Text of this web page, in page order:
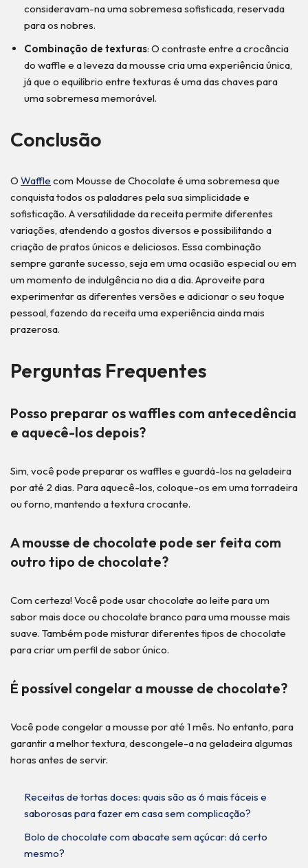
consideravam-na uma sobremesa sofisticada, reservada
para os nobres.
Combinação de texturas: O contraste entre a crocância
do waffle e a leveza da mousse cria uma experiência única,
já que o equilíbrio entre texturas é uma das chaves para
uma sobremesa memorável.
Conclusão
O Waffle com Mousse de Chocolate é uma sobremesa que
conquista todos os paladares pela sua simplicidade e
sofisticação. A versatilidade da receita permite diferentes
variações, atendendo a gostos diversos e possibilitando a
criação de pratos únicos e deliciosos. Essa combinação
sempre garante sucesso, seja em uma ocasião especial ou em
um momento de indulgência no dia a dia. Aproveite para
experimentar as diferentes versões e adicionar o seu toque
pessoal, fazendo da receita uma experiência ainda mais
prazerosa.
Perguntas Frequentes
Posso preparar os waffles com antecedência
e aquecê-los depois?
Sim, você pode preparar os waffles e guardá-los na geladeira
por até 2 dias. Para aquecê-los, coloque-os em uma torradeira
ou forno, mantendo a textura crocante.
A mousse de chocolate pode ser feita com
outro tipo de chocolate?
Com certeza! Você pode usar chocolate ao leite para um
sabor mais doce ou chocolate branco para uma mousse mais
suave. Também pode misturar diferentes tipos de chocolate
para criar um perfil de sabor único.
É possível congelar a mousse de chocolate?
Você pode congelar a mousse por até 1 mês. No entanto, para
garantir a melhor textura, descongele-a na geladeira algumas
horas antes de servir.
Receitas de tortas doces: quais são as 6 mais fáceis e
saborosas para fazer em casa sem complicação?
Bolo de chocolate com abacate sem açúcar: dá certo
mesmo?